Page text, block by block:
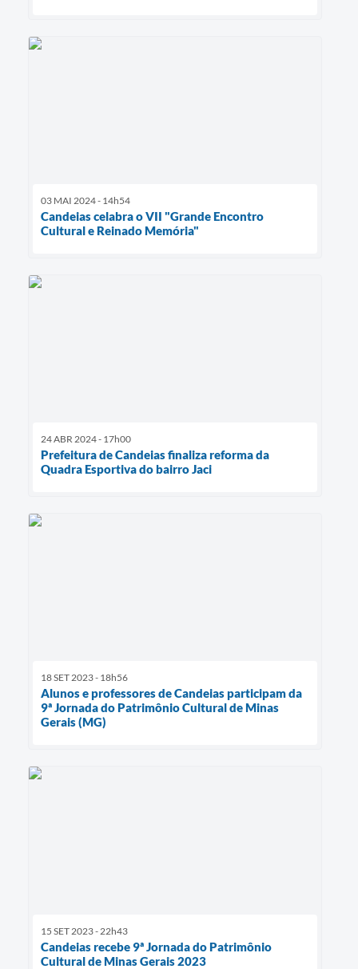
03 MAI 2024 - 14h54
Candeias celabra o VII "Grande Encontro
Cultural e Reinado Memória"
24 ABR 2024 - 17h00
Prefeitura de Candeias finaliza reforma da
Quadra Esportiva do bairro Jaci
18 SET 2023 - 18h56
Alunos e professores de Candeias participam da
9ª Jornada do Patrimônio Cultural de Minas
Gerais (MG)
15 SET 2023 - 22h43
Candeias recebe 9ª Jornada do Patrimônio
Cultural de Minas Gerais 2023